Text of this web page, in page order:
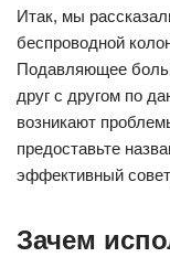
Итак, мы
беспроводной
Подавляющее
друг с другом по
возникают
предоставьте
эффективный
Зачем